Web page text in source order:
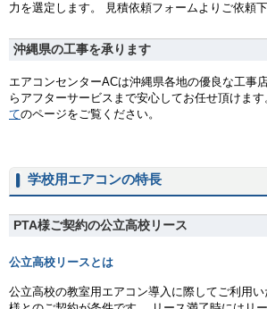
力を選定します。 見積依頼フォームよりご依頼下
沖縄県の工事を承ります
エアコンセンターACは沖縄県各地の優良な工事
らアフターサービスまで安心してお任せ頂けま
てのページをご覧ください。
学校用エアコンの特長
PTA様ご契約の公立高校リース
公立高校リースとは
公立高校の教室用エアコン導入に際してご利用